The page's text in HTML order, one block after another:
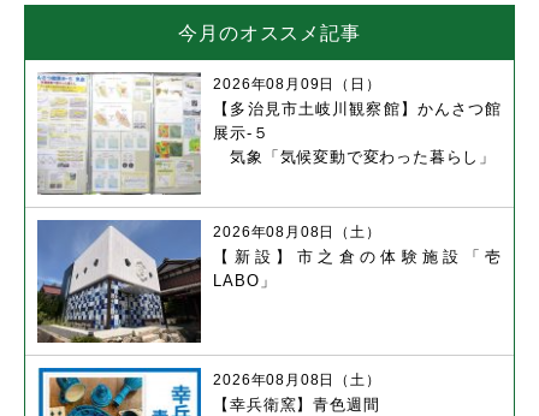
今月のオススメ記事
【多治見市土岐川観察館】かんさつ館
展示-５
気象「気候変動で変わった暮らし」
2026年08月09日（日）
【新設】市之倉の体験施設「壱
LABO」
2026年08月08日（土）
【幸兵衛窯】青色週間
2026年08月08日（土）